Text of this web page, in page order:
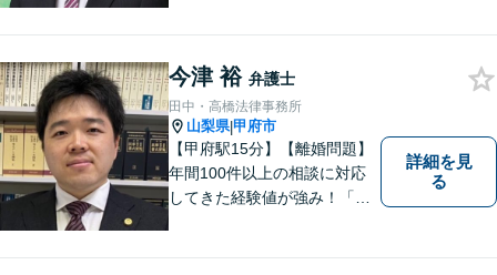
今津 裕 弁護士
田中・高橋法律事務所
山梨県|甲府市
【甲府駅15分】【離婚問題】
年間100件以上の相談に対応
してきた経験値が強み！「離
詳細を見
る